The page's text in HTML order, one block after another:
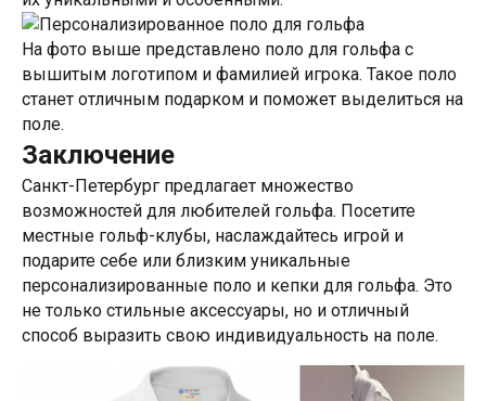
На фото выше представлено поло для гольфа с
вышитым логотипом и фамилией игрока. Такое поло
станет отличным подарком и поможет выделиться на
поле.
Заключение
Санкт-Петербург предлагает множество
возможностей для любителей гольфа. Посетите
местные гольф-клубы, наслаждайтесь игрой и
подарите себе или близким уникальные
персонализированные поло и кепки для гольфа. Это
не только стильные аксессуары, но и отличный
способ выразить свою индивидуальность на поле.